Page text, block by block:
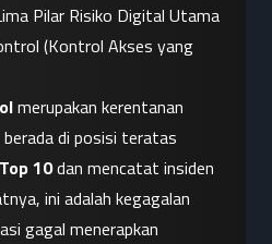
Pilar Risiko Digital Utama
(Kontrol Akses yang
merupakan kerentanan
di posisi teratas
10 dan mencatat insiden
ini adalah kegagalan
gagal menerapkan